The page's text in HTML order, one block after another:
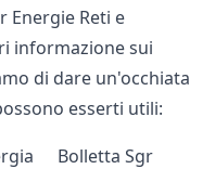
Energie Reti e
informazione sui
di dare un'occhiata
esserti utili:
Bolletta Sgr